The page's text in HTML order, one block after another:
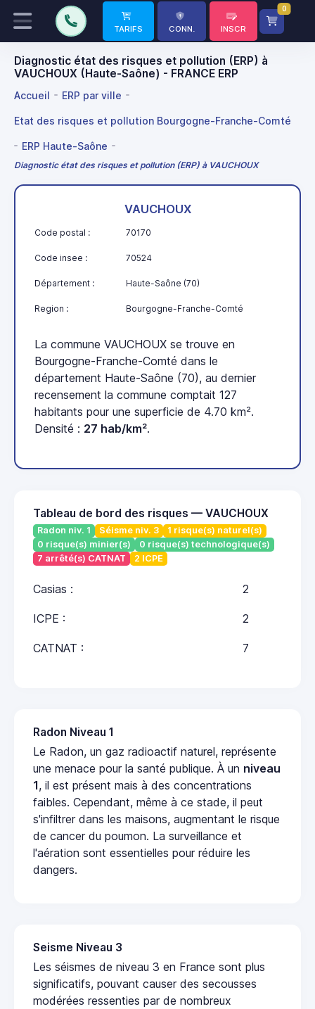
TARIFS CONN. INSCR
0
Diagnostic état des risques et pollution (ERP) à
VAUCHOUX (Haute-Saône) - FRANCE ERP
Accueil ERP par ville
Etat des risques et pollution Bourgogne-Franche-Comté
ERP Haute-Saône
Diagnostic état des risques et pollution (ERP) à VAUCHOUX
VAUCHOUX
Code postal : 70170
Code insee : 70524
Département : Haute-Saône (70)
Region : Bourgogne-Franche-Comté
La commune VAUCHOUX se trouve en
Bourgogne-Franche-Comté dans le
département Haute-Saône (70), au dernier
recensement la commune comptait 127
habitants pour une superficie de 4.70 km².
Densité : 27 hab/km².
Tableau de bord des risques — VAUCHOUX
Radon niv. 1 Séisme niv. 3
1 risque(s) naturel(s)
0 risque(s) minier(s)
0 risque(s) technologique(s)
7 arrêté(s) CATNAT
2 ICPE
Casias : 2
ICPE : 2
CATNAT : 7
Radon Niveau 1
Le Radon, un gaz radioactif naturel, représente
une menace pour la santé publique. À un niveau
1, il est présent mais à des concentrations
faibles. Cependant, même à ce stade, il peut
s'infiltrer dans les maisons, augmentant le risque
de cancer du poumon. La surveillance et
l'aération sont essentielles pour réduire les
dangers.
Seisme Niveau 3
Les séismes de niveau 3 en France sont plus
significatifs, pouvant causer des secousses
modérées ressenties par de nombreux